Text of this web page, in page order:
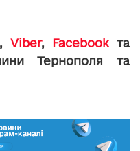
, Viber, Facebookта
Тернополя та